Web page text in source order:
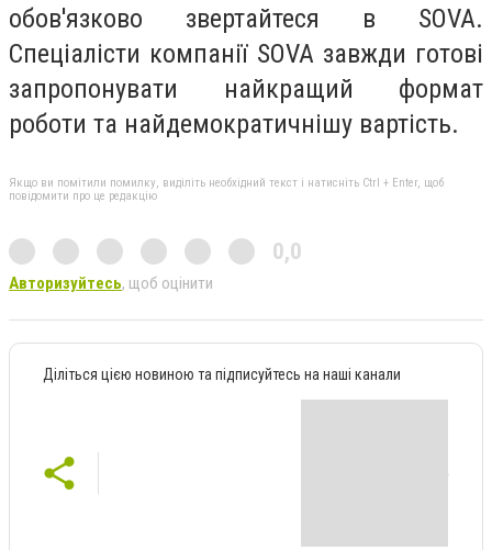
обов'язково звертайтеся в SOVA.
Спеціалісти компанії SOVA завжди готові
запропонувати найкращий формат
роботи та найдемократичнішу вартість.
Якщо ви помітили помилку, виділіть необхідний текст і натисніть Ctrl + Enter, щоб
повідомити про це редакцію
0,0
Авторизуйтесь, щоб оцінити
Діліться цією новиною та підписуйтесь на наші канали